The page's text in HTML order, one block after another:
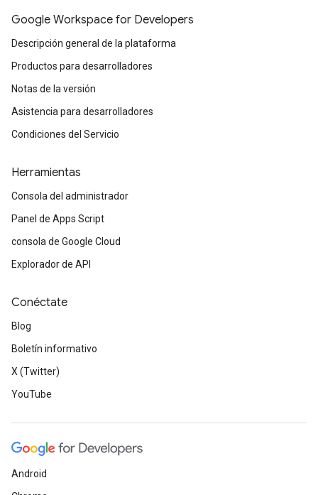
Google Workspace for Developers
Descripción general de la plataforma
Productos para desarrolladores
Notas de la versión
Asistencia para desarrolladores
Condiciones del Servicio
Herramientas
Consola del administrador
Panel de Apps Script
consola de Google Cloud
Explorador de API
Conéctate
Blog
Boletín informativo
X (Twitter)
YouTube
Android